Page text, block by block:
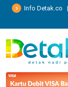
Info Detak.co